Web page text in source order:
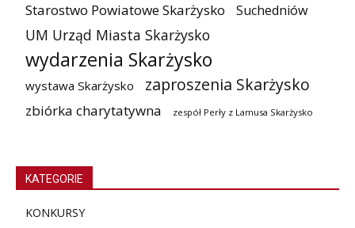
Starostwo Powiatowe Skarżysko Suchedniów
UM Urząd Miasta Skarżysko
wydarzenia Skarżysko
wystawa Skarżysko zaproszenia Skarżysko
zbiórka charytatywna zespół Perły z Lamusa Skarżysko
KATEGORIE
KONKURSY